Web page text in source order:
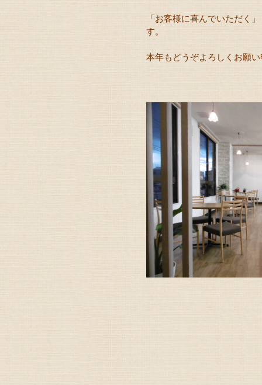
「お客様に喜んでいただく
す。
本年もどうぞよろしくお願